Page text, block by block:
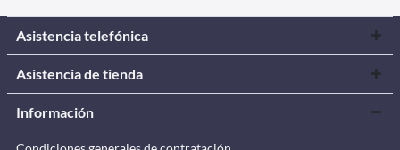
Asistencia telefónica
Asistencia de tienda
Información